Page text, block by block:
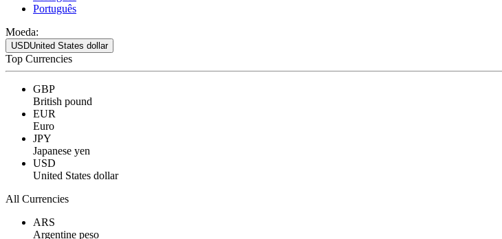
Português
Moeda:
USDUnited States dollar
Top Currencies
GBP
British pound
EUR
Euro
JPY
Japanese yen
USD
United States dollar
All Currencies
ARS
Argentine peso